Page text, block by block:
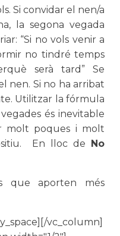
Si convidar el nen/a
la segona vegada
“Si no vols venir a
no tindré temps
serà tard” Se
nen. Si no ha arribat
Utilitzar la fórmula
vegades és inevitable
molt poques i molt
En lloc de No
que aporten més
vc_column]